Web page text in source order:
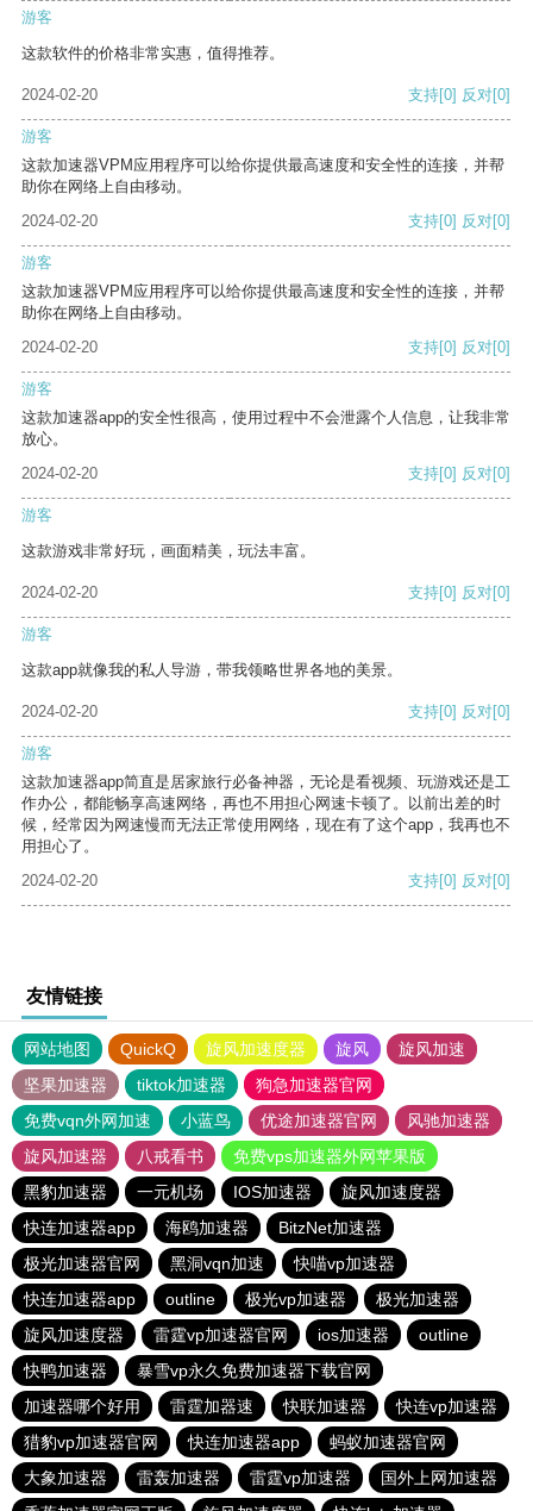
游客
这款软件的价格非常实惠，值得推荐。
2024-02-20 支持[0] 反对[0]
游客
这款加速器VPM应用程序可以给你提供最高速度和安全性的连接，并帮
助你在网络上自由移动。
2024-02-20
支持[0] 反对[0]
游客
这款加速器VPM应用程序可以给你提供最高速度和安全性的连接，并帮
助你在网络上自由移动。
2024-02-20
支持[0] 反对[0]
游客
这款加速器app的安全性很高，使用过程中不会泄露个人信息，让我非常
放心。
2024-02-20
支持[0] 反对[0]
游客
这款游戏非常好玩，画面精美，玩法丰富。
2024-02-20 支持[0] 反对[0]
游客
这款app就像我的私人导游，带我领略世界各地的美景。
2024-02-20 支持[0] 反对[0]
游客
这款加速器app简直是居家旅行必备神器，无论是看视频、玩游戏还是工
作办公，都能畅享高速网络，再也不用担心网速卡顿了。以前出差的时
候，经常因为网速慢而无法正常使用网络，现在有了这个app，我再也不
用担心了。
2024-02-20
支持[0] 反对[0]
友情链接
网站地图 QuickQ 旋风加速度器 旋风
旋风加速
坚果加速器
tiktok加速器
狗急加速器官网
免费vqn外网加速
小蓝鸟 优途加速器官网
风驰加速器
旋风加速器
八戒看书
免费vps加速器外网苹果版
黑豹加速器
一元机场 IOS加速器
旋风加速度器
快连加速器app
海鸥加速器
BitzNet加速器
极光加速器官网
黑洞vqn加速
快喵vp加速器
快连加速器app
outline 极光vp加速器
极光加速器
旋风加速度器
雷霆vp加速器官网 ios加速器
outline
快鸭加速器
暴雪vp永久免费加速器下载官网
加速器哪个好用
雷霆加器速 快联加速器
快连vp加速器
猎豹vp加速器官网
快连加速器app
蚂蚁加速器官网
大象加速器
雷轰加速器 雷霆vp加速器
国外上网加速器